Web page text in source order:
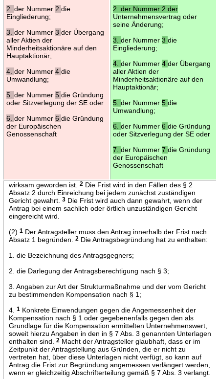
2. der Nummer 2 die
Eingliederung;
3. der Nummer 3 der Übergang
aller Aktien der
Minderheitsaktionäre auf den
Hauptaktionär;
4. der Nummer 4 die
Umwandlung;
5. der Nummer 5 die Gründung
oder Sitzverlegung der SE oder
6. der Nummer 6 die Gründung
der Europäischen
Genossenschaft
2. der Nummer 2 der
Unternehmensvertrag oder
seine Änderung;
3. der Nummer 3 die
Eingliederung;
4. der Nummer 4 der Übergang
aller Aktien der
Minderheitsaktionäre auf den
Hauptaktionär;
5. der Nummer 5 die
Umwandlung;
6. der Nummer 6 die Gründung
oder Sitzverlegung der SE oder
7. der Nummer 7 die Gründung
der Europäischen
Genossenschaft
wirksam geworden ist. 2Die Frist wird in den Fällen des § 2
Absatz 2 durch Einreichung bei jedem zunächst zuständigen
Gericht gewahrt.
3Die Frist wird auch dann gewahrt, wenn der
Antrag bei einem sachlich oder örtlich unzuständigen Gericht
eingereicht wird.
(2) 1Der Antragsteller muss den Antrag innerhalb der Frist nach
Absatz 1 begründen.
2Die Antragsbegründung hat zu enthalten:
1. die Bezeichnung des Antragsgegners;
2. die Darlegung der Antragsberechtigung nach § 3;
3. Angaben zur Art der Strukturmaßnahme und der vom Gericht
zu bestimmenden Kompensation nach § 1;
4.
1Konkrete Einwendungen gegen die Angemessenheit der
Kompensation nach § 1 oder gegebenenfalls gegen den als
Grundlage für die Kompensation ermittelten Unternehmenswert,
soweit hierzu Angaben in den in § 7 Abs. 3 genannten Unterlagen
enthalten sind.
2Macht der Antragsteller glaubhaft, dass er im
Zeitpunkt der Antragstellung aus Gründen, die er nicht zu
vertreten hat, über diese Unterlagen nicht verfügt, so kann auf
Antrag die Frist zur Begründung angemessen verlängert werden,
wenn er gleichzeitig Abschrifterteilung gemäß § 7 Abs. 3 verlangt.